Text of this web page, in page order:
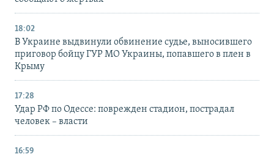
18:02
В Украине выдвинули обвинение судье, выносившего
приговор бойцу ГУР МО Украины, попавшего в плен в
Крыму
17:28
Удар РФ по Одессе: поврежден стадион, пострадал
человек – власти
16:59